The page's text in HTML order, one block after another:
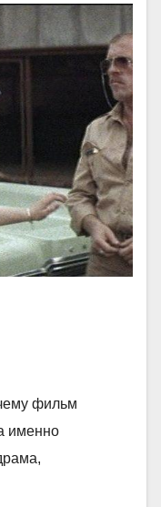
фильм
именно